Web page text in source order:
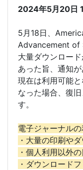
2024年5月20日
5月18日、
Advancement of
大量ダウンロー
あった旨、通知が
現在は利用可能
なった場合、復
す。
電子ジャーナル
・大量の印刷や
・個人利用以外
・ダウンロード